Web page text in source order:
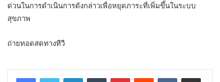
ด่วนในการดำเนินการดังกล่าวเพื่อหยุดภาระที่เพิ่มขึ้นในระบบ
สุขภาพ
ถ่ายทอดสดทางทีวี
LinkedInTumblr PinterestReddit VKontakteShare via Email